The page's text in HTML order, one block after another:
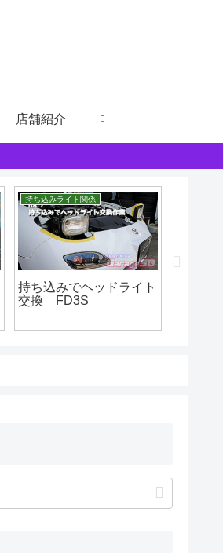
店舗紹介
持ち込みライト関係
持ち込みでヘッドライト
交換 FD3S